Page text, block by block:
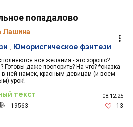
попадалово
Лашина
все желания - это хорошо?
Готовы даже поспорить? На что? *сказка
в ней намек, красным девицам (и всем
урок!
Юмористическое фэнтези
текст 08.12.25
19563 13